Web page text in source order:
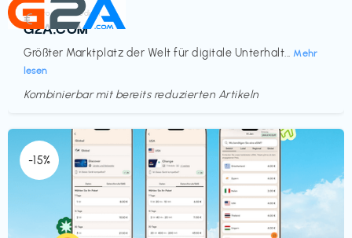
Elektronik & Medien
G2A.COM
Größter Marktplatz der Welt für digitale Unterhalt... Mehr
lesen
€‎
Kombinierbar mit bereits reduzierten Artikeln
-15%